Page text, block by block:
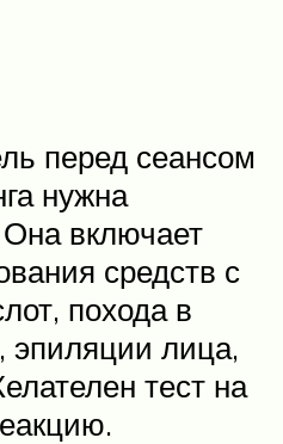
перед сеансом
нужна
Она включает
средств с
похода в
эпиляции лица,
тест на